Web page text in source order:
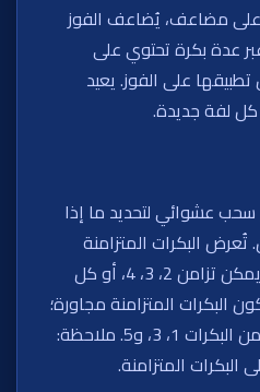
على مضاعف، يُضاعف الفوز
عدة بكرة تحتوي على
على الفوز. يعيد
لفة جديدة.
سحب عشوائي لتحديد ما إذا
البكرات المتزامنة
نفس الرموز بنفس الترتيب. يمكن تزامن 2، 3، 4، أو كل
البكرات المتزامنة مجاورة؛
على سبيل المثال، يمكن تزامن البكرات 1، 3، و5. ملاحظة: